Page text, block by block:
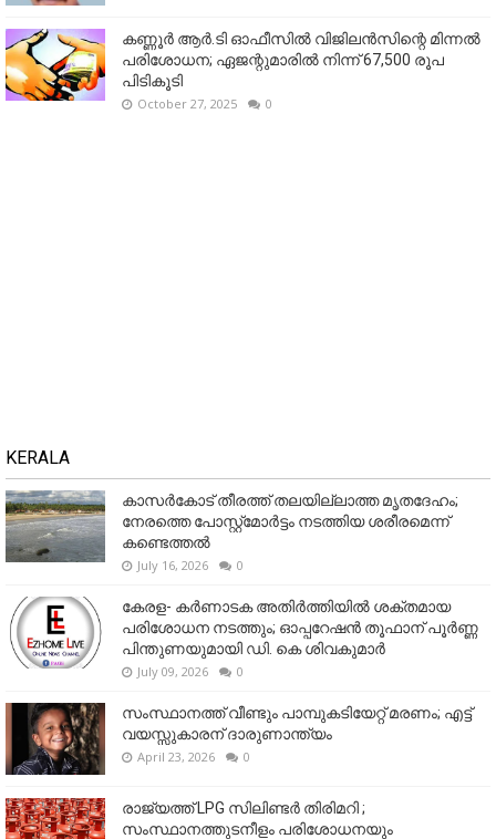
കണ്ണൂര്‍ ആര്‍.ടി ഓഫീസില്‍ വിജിലൻസിന്റെ മിന്നല്‍
പരിശോധന; ഏജന്റുമാരില്‍ നിന്ന് 67,500 രൂപ
പിടികൂടി
October 27, 2025 0
KERALA
കാസർകോട് തീരത്ത് തലയില്ലാത്ത മൃതദേഹം;
നേരത്തെ പോസ്റ്റ്‌മോർട്ടം നടത്തിയ ശരീരമെന്ന്
കണ്ടെത്തൽ
July 16, 2026 0
കേരള- കർണാടക അതിർത്തിയിൽ ശക്തമായ
പരിശോധന നടത്തും; ഓപ്പറേഷൻ തൂഫാന് പൂർണ്ണ
പിന്തുണയുമായി ഡി. കെ ശിവകുമാർ
July 09, 2026 0
സംസ്ഥാനത്ത് വീണ്ടും പാമ്പുകടിയേറ്റ് മരണം; എട്ട്
വയസ്സുകാരന് ദാരുണാന്ത്യം
April 23, 2026 0
രാജ്യത്ത് LPG സിലിണ്ടർ തിരിമറി ;
സംസ്ഥാനത്തുടനീളം പരിശോധനയും